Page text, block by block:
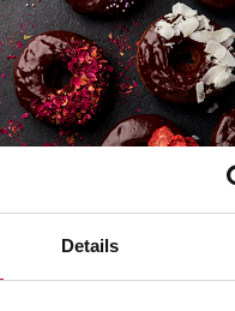
Details